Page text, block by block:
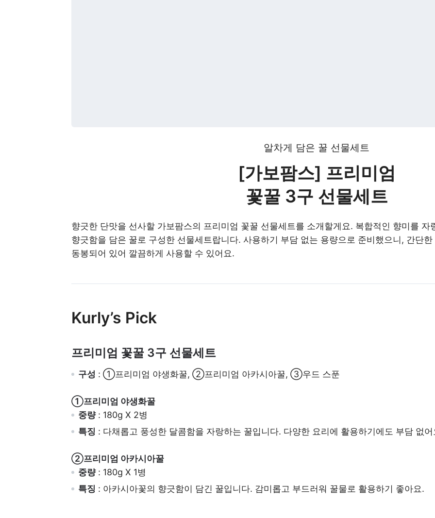
알차게 담은 꿀 선물세트
[가보팜스] 프리미엄
꽃꿀 3구 선물세트
향긋한 단맛을 선사할 가보팜스의 프리미엄 꽃꿀 선물세트를 소개할게요. 복합적인 향미를
향긋함을 담은 꿀로 구성한 선물세트랍니다. 사용하기 부담 없는 용량으로 준비했으니, 간단
동봉되어 있어 깔끔하게 사용할 수 있어요.
Kurly’s Pick
프리미엄 꽃꿀 3구 선물세트
구성 : ①프리미엄 야생화꿀, ②프리미엄 아카시아꿀, ③우드 스푼
①프리미엄 야생화꿀
중량: 180g X 2병
특징 : 다채롭고 풍성한 달콤함을 자랑하는 꿀입니다. 다양한 요리에 활용하기에도 부담 없어
②프리미엄 아카시아꿀
중량: 180g X 1병
특징 : 아카시아꽃의 향긋함이 담긴 꿀입니다. 감미롭고 부드러워 꿀물로 활용하기 좋아요.